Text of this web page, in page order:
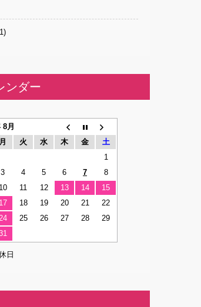
ンダー
8月
月 火 水 木 金
土
1
3 4 5 6 7
8
10 11 12 13 14
15
17 18 19 20 21
22
25 26 27 28
29
日